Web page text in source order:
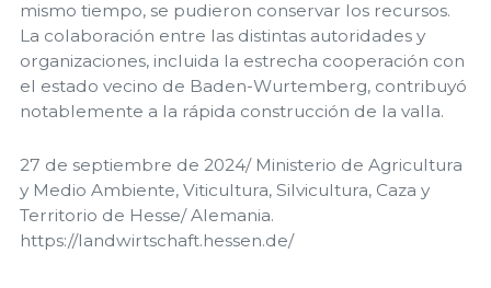
mismo tiempo, se pudieron conservar los recursos.
La colaboración entre las distintas autoridades y
organizaciones, incluida la estrecha cooperación con
el estado vecino de Baden-Wurtemberg, contribuyó
notablemente a la rápida construcción de la valla.
27 de septiembre de 2024/ Ministerio de Agricultura
y Medio Ambiente, Viticultura, Silvicultura, Caza y
Territorio de Hesse/ Alemania.
https://landwirtschaft.hessen.de/